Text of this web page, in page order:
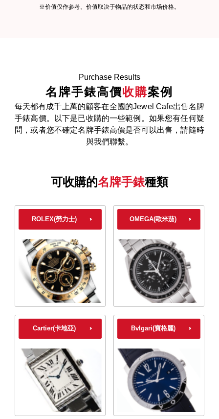
※价值仅作参考。价值取决于物品的状态和市场价格。
Purchase Results
名牌手錶高價收購案例
每天都有成千上萬的顧客在全國的Jewel Cafe出售名牌
手錶高價。以下是已收購的一些範例。如果您有任何疑
問，或者您不確定名牌手錶高價是否可以出售，請隨時
與我們聯繫。
可收購的名牌手錶種類
ROLEX(勞力士) OMEGA(歐米茄)
Cartier(卡地亞) Bvlgari(寶格麗)